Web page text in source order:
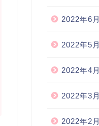
2022年6月
2022年5月
2022年4月
2022年3月
2022年2月